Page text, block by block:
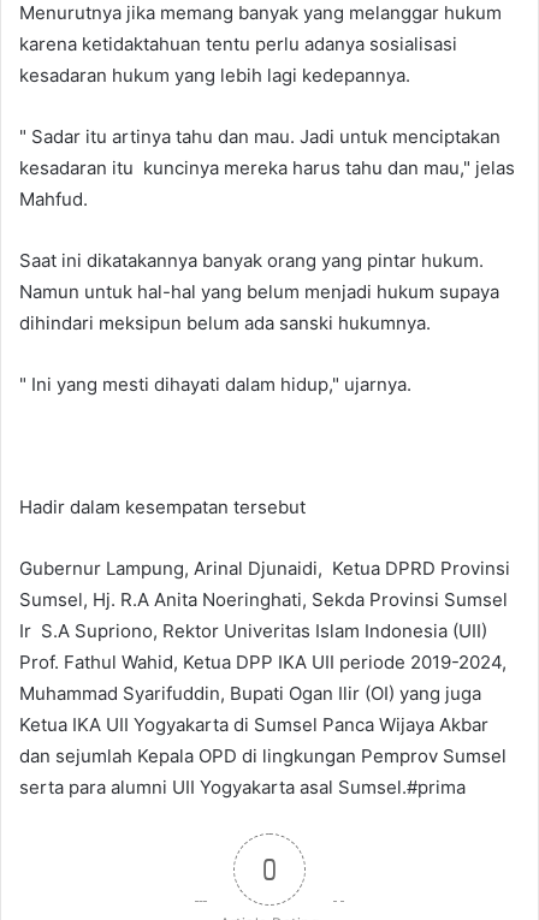
Menurutnya jika memang banyak yang melanggar hukum
karena ketidaktahuan tentu perlu adanya sosialisasi
kesadaran hukum yang lebih lagi kedepannya.
" Sadar itu artinya tahu dan mau. Jadi untuk menciptakan
kesadaran itu kuncinya mereka harus tahu dan mau," jelas
Mahfud.
Saat ini dikatakannya banyak orang yang pintar hukum.
Namun untuk hal-hal yang belum menjadi hukum supaya
dihindari meksipun belum ada sanski hukumnya.
" Ini yang mesti dihayati dalam hidup," ujarnya.
Hadir dalam kesempatan tersebut
Gubernur Lampung, Arinal Djunaidi, Ketua DPRD Provinsi
Sumsel, Hj. R.A Anita Noeringhati, Sekda Provinsi Sumsel
Ir S.A Supriono, Rektor Univeritas Islam Indonesia (UII)
Prof. Fathul Wahid, Ketua DPP IKA UII periode 2019-2024,
Muhammad Syarifuddin, Bupati Ogan Ilir (OI) yang juga
Ketua IKA UII Yogyakarta di Sumsel Panca Wijaya Akbar
dan sejumlah Kepala OPD di lingkungan Pemprov Sumsel
serta para alumni UII Yogyakarta asal Sumsel.#prima
0